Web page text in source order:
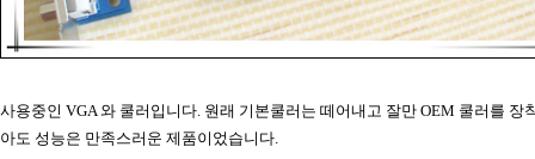
사용중인 VGA 와 쿨러입니다. 원래 기본쿨러는 떼어내고 잘만 OEM 쿨러를 장
아도 성능은 만족스러운 제품이었습니다.